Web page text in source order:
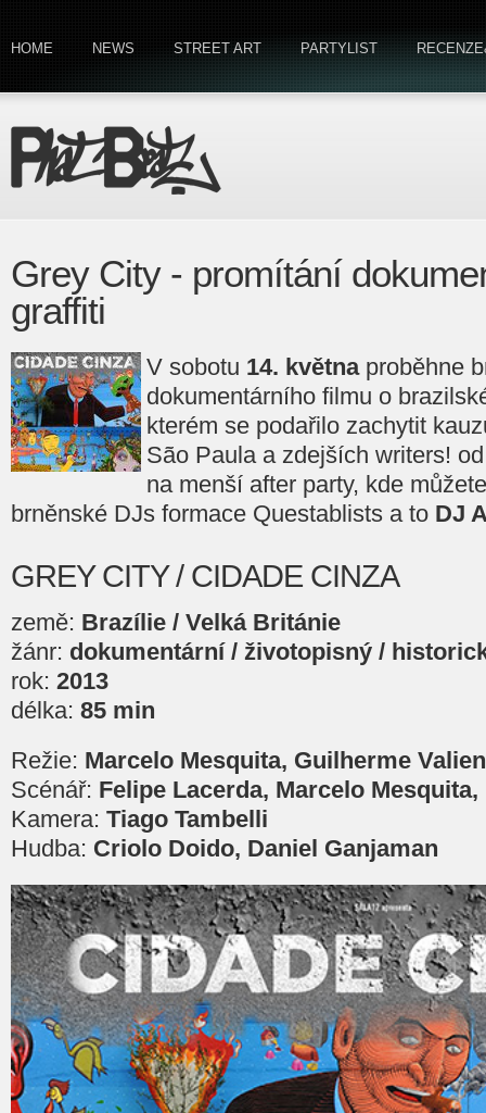
HOME NEWS STREET ART PARTYLIST
Grey City - promítání
graffiti
V sobotu 14. květnaproběhne
dokumentárního filmu o
kterém se podařilo zachytit
São Paula a zdejších writers!
na menší after party, kde
brněnské DJs formace Questablists a to DJ
GREY CITY / CIDADE CINZA
země: Brazílie / Velká Británie
žánr: dokumentární / životopisný /
rok: 2013
délka: 85 min
Režie: Marcelo Mesquita, Guilherme
Scénář: Felipe Lacerda, Marcelo
Kamera: Tiago Tambelli
Hudba: Criolo Doido, Daniel Ganjaman